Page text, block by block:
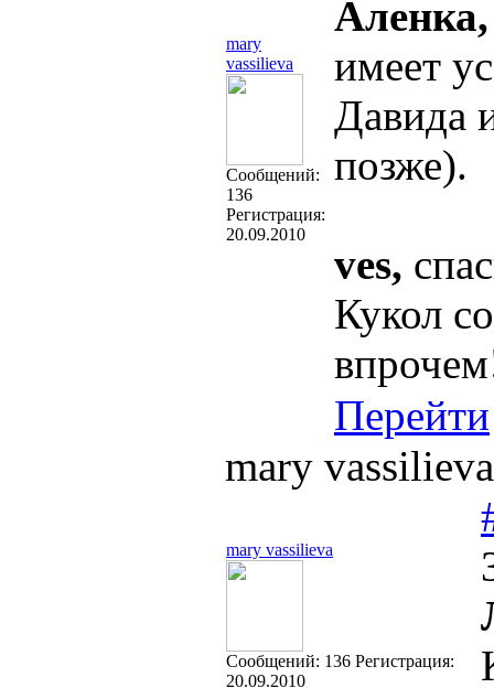
mary
vassilieva
Cообщений:
136
Регистрация:
20.09.2010
Аленка,
имеет
Давида
позже).
ves,
Кукол
Перейти
mary
mary vassilieva
Cообщений: 136 Регистрация:
20.09.2010